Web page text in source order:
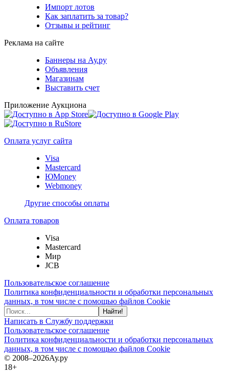
Импорт лотов
Как заплатить за товар?
Отзывы и рейтинг
Реклама на сайте
Баннеры на Ау.ру
Объявления
Магазинам
Выставить счет
Приложение Аукциона
Оплата услуг сайта
Visa
Mastercard
ЮMoney
Webmoney
Другие способы оплаты
Оплата товаров
Visa
Mastercard
Мир
JCB
Пользовательское соглашение
Политика конфиденциальности и обработки персональных
данных, в том числе с помощью файлов Cookie
Найти!
Написать в Службу поддержки
Пользовательское соглашение
Политика конфиденциальности и обработки персональных
данных, в том числе с помощью файлов Cookie
© 2008–2026Ау.ру
18+